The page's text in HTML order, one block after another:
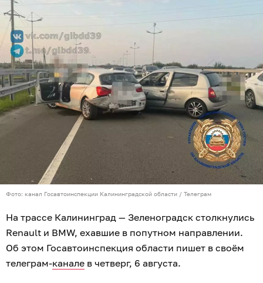
Фото: канал Госавтоинспекции Калининградской области / Телеграм
На трассе Калининград — Зеленоградск столкнулись
Renault и BMW, ехавшие в попутном направлении.
Об этом Госавтоинспекция области пишет в своём
телеграм-канале в четверг, 6 августа.